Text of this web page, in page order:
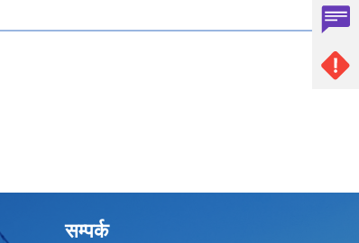
सम्पर्क